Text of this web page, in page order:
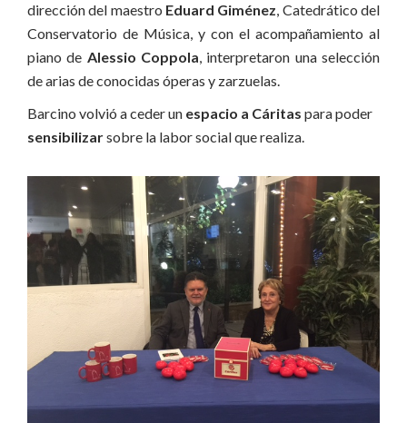
dirección del maestro Eduard Giménez, Catedrático del
Conservatorio de Música, y con el acompañamiento al
piano de Alessio Coppola, interpretaron una selección
de arias de conocidas óperas y zarzuelas.
Barcino volvió a ceder un espacio a Cáritas para poder
sensibilizarsobre la labor social que realiza.